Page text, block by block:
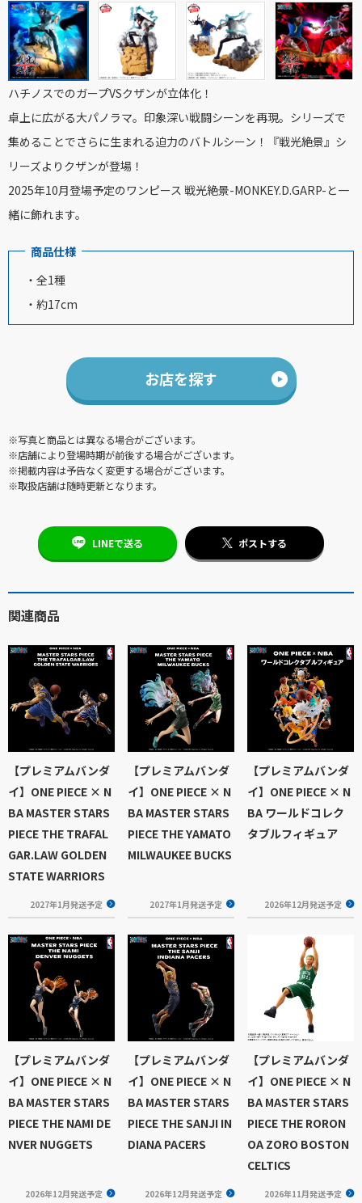
ハチノスでのガープVSクザンが立体化！
卓上に広がる大パノラマ。印象深い戦闘シーンを再現。シリーズで
集めることでさらに生まれる迫力のバトルシーン！『戦光絶景』シ
リーズよりクザンが登場！
2025年10月登場予定のワンピース 戦光絶景-MONKEY.D.GARP-と一
緒に飾れます。
商品仕様
・全1種
・約17cm
お店を探す
※写真と商品とは異なる場合がございます。
※店舗により登場時期が前後する場合がございます。
※掲載内容は予告なく変更する場合がございます。
※取扱店舗は随時更新となります。
LINEで送る ポストする
関連商品
【プレミアムバンダ
イ】ONE PIECE × N
BA MASTER STARS
PIECE THE TRAFAL
GAR.LAW GOLDEN
STATE WARRIORS
2027年1月発送予定
【プレミアムバンダ
イ】ONE PIECE × N
BA MASTER STARS
PIECE THE YAMATO
MILWAUKEE BUCKS
2027年1月発送予定
【プレミアムバンダ
イ】ONE PIECE × N
BA ワールドコレク
タブルフィギュア
2026年12月発送予定
【プレミアムバンダ
イ】ONE PIECE × N
BA MASTER STARS
PIECE THE NAMI DE
NVER NUGGETS
2026年12月発送予定
【プレミアムバンダ
イ】ONE PIECE × N
BA MASTER STARS
PIECE THE SANJI IN
DIANA PACERS
2026年12月発送予定
【プレミアムバンダ
イ】ONE PIECE × N
BA MASTER STARS
PIECE THE RORON
OA ZORO BOSTON
CELTICS
2026年11月発送予定